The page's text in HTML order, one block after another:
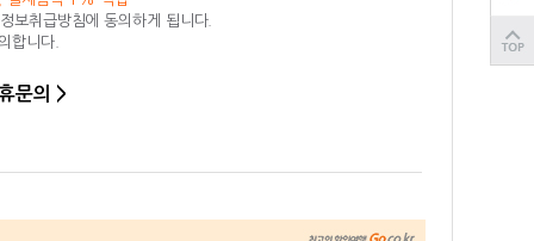
보취급방침에 동의하게 됩니다.
합니다.
문의 >